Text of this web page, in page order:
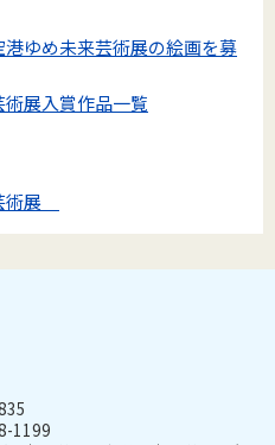
港ゆめ未来芸術展の絵画を募
展入賞作品一覧
術展
1199